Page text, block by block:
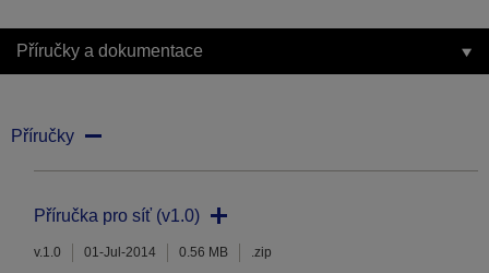
Příručky a dokumentace
Příručky
Příručka pro síť (v1.0)
v.1.0 01-Jul-2014 0.56 MB .zip